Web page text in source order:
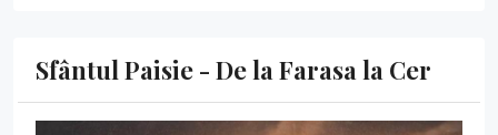
Sfântul Paisie - De la Farasa la Cer